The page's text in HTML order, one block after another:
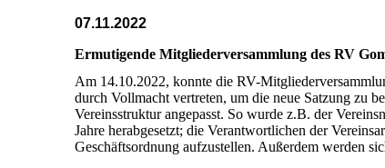
07.11.2022
Ermutigende Mitgliederversammlung des RV
Am 14.10.2022, konnte die RV-
durch Vollmacht vertreten, um die neue Satzung zu
Vereinsstruktur angepasst. So wurde z.B. der
Jahre herabgesetzt; die Verantwortlichen der
Geschäftsordnung aufzustellen. Außerdem werden